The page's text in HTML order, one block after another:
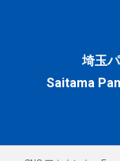
埼玉
Saitama